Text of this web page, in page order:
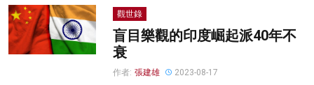
觀世錄
盲目樂觀的印度崛起派40年不
衰
作者: 張建雄 2023-08-17